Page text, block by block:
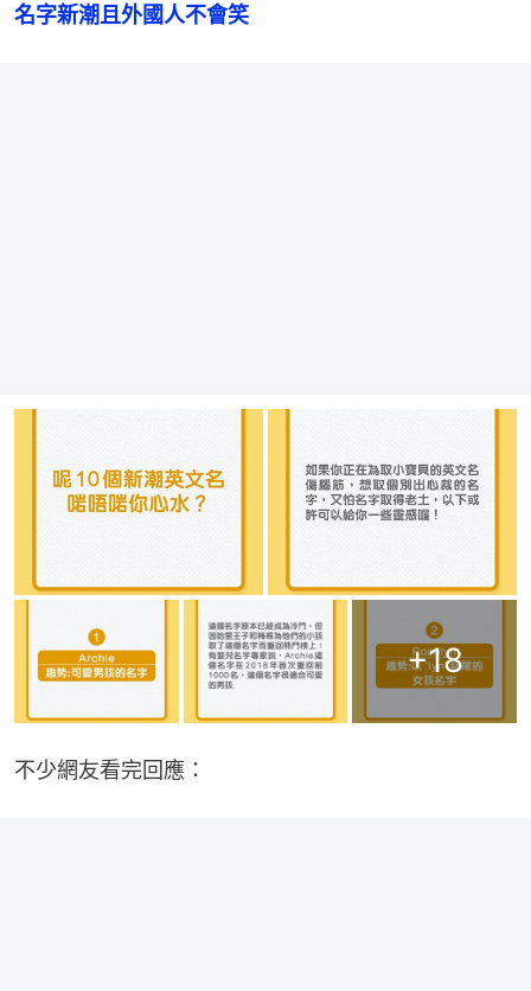
名字新潮且外國人不會笑
+18
不少網友看完回應：